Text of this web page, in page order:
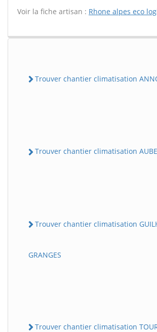
Voir la fiche artisan : Rhone alpes eco
Trouver chantier climatisation
Trouver chantier climatisation
Trouver chantier climatisation
GRANGES
Trouver chantier climatisation